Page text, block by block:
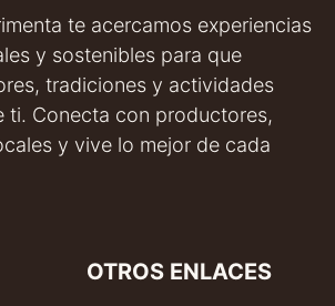
te acercamos experiencias
y sostenibles para que
tradiciones y actividades
ti. Conecta con productores,
y vive lo mejor de cada
OTROS ENLACES